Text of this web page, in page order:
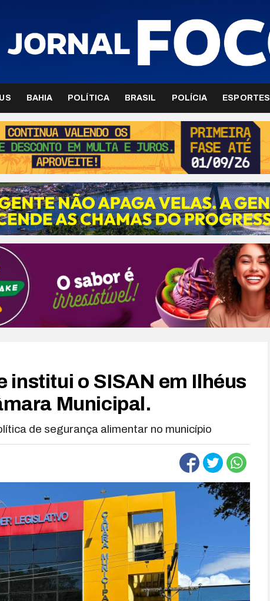
BAHIA POLÍTICA BRASIL POLÍCIA ESPORTES
institui o SISAN em Ilhéus
Municipal.
de segurança alimentar no município